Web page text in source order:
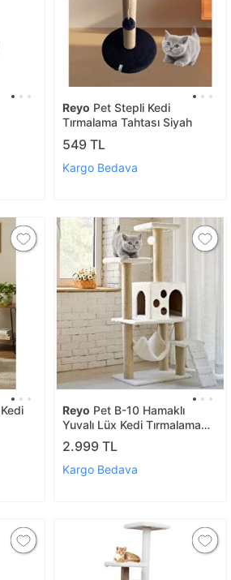
Reyo Pet Stepli Kedi
Tırmalama Tahtası Siyah
549 TL
Kargo Bedava
Reyo Pet B-10 Hamaklı
Yuvalı Lüx Kedi Tırmalama
Oyun Evi Beyaz
2.999 TL
Kargo Bedava